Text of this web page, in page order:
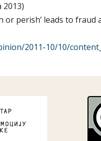
or perish’ leads to
2011-10/10/